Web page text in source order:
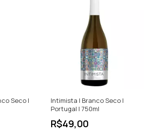
Seco |
Intimista | Branco Seco |
Portugal | 750ml
R$49,00